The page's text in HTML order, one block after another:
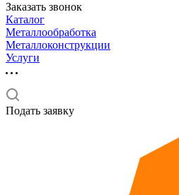
Заказать звонок
Каталог
Металлообработка
Металлоконструкции
Услуги
Подать заявку